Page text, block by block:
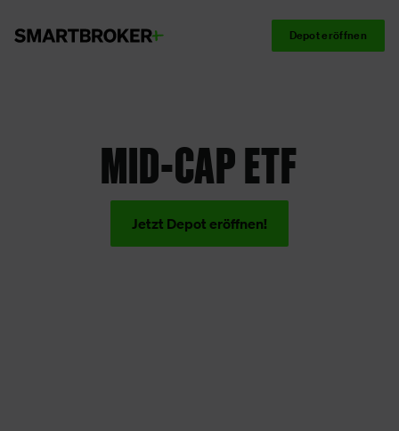
Depot eröffnen
MID-CAP ETF
Jetzt Depot eröffnen!